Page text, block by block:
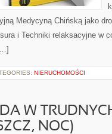
Medycyną Chińską jako
i Techniki relaksacyjne w
NIERUCHOMOŚCI
W
NOC)